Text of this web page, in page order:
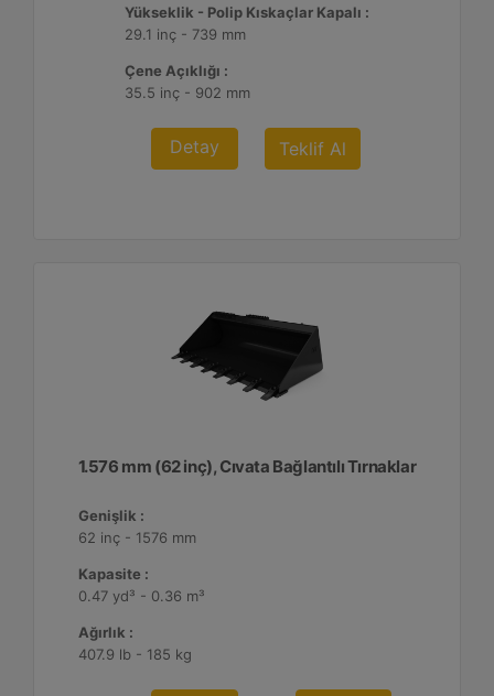
Yükseklik - Polip Kıskaçlar Kapalı :
29.1 inç - 739 mm
Çene Açıklığı :
35.5 inç - 902 mm
Detay Teklif Al
1.576 mm (62 inç), Cıvata Bağlantılı Tırnaklar
Genişlik :
62 inç - 1576 mm
Kapasite :
0.47 yd³ - 0.36 m³
Ağırlık :
407.9 lb - 185 kg